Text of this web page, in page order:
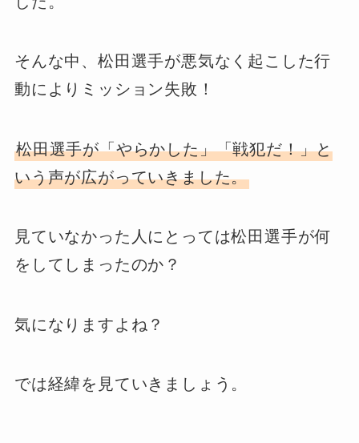
そんな中、松田選手が悪気なく起こした行
動によりミッション失敗！
松田選手が「やらかした」「戦犯だ！」と
いう声が広がっていきました。
見ていなかった人にとっては松田選手が何
をしてしまったのか？
気になりますよね？
では経緯を見ていきましょう。